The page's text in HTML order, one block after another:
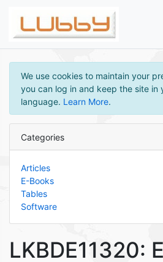
We use cookies to maintain your
you can log in and keep the site in
language. Learn More.
Categories
Articles
E-Books
Tables
Software
LKBDE11320: